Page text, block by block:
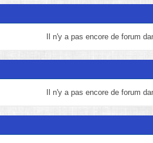
Il n'y a pas encore de forum
Il n'y a pas encore de forum